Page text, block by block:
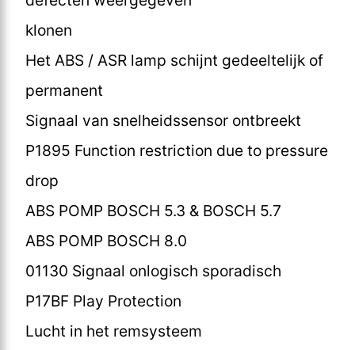
klonen
Het ABS / ASR lamp schijnt gedeeltelijk of
permanent
Signaal van snelheidssensor ontbreekt
P1895 Function restriction due to pressure
drop
ABS POMP BOSCH 5.3 & BOSCH 5.7
ABS POMP BOSCH 8.0
01130 Signaal onlogisch sporadisch
P17BF Play Protection
Lucht in het remsysteem